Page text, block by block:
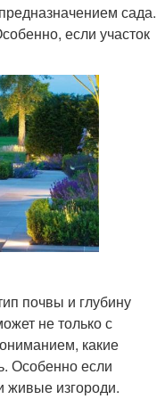
сада.
если участок
почвы и глубину
не только с
какие
Особенно если
живые изгороди.